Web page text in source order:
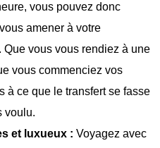
vous pouvez donc
amener à votre
vous vous rendiez à une
vous commenciez vos
à ce que le transfert se fasse
voulu.
et luxueux : Voyagez avec